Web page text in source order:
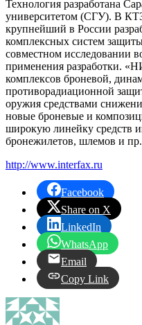
Технология разработана
университетом (СГУ). В
крупнейший в России
комплексных систем
совместном исследовании
применения разработки.
комплексов броневой,
противорадиационной
оружия средствами
новые броневые и
широкую линейку средств
бронежилетов, шлемов и пр.
http://www.interfax.ru
Facebook
Share on X
LinkedIn
WhatsApp
Email
Copy Link